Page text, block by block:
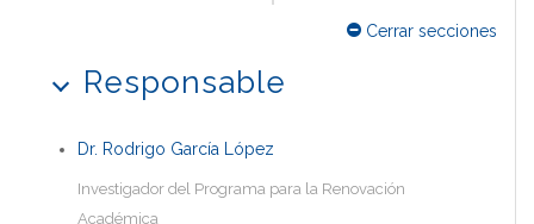
Cerrar secciones
Responsable
Dr. Rodrigo García López
Investigador del Programa para la Renovación
Académica